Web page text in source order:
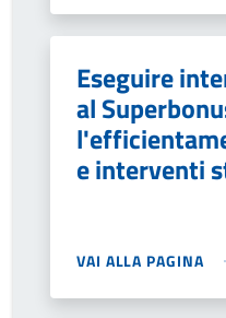
Eseguire
al
e interventi
VAI ALLA PAGINA